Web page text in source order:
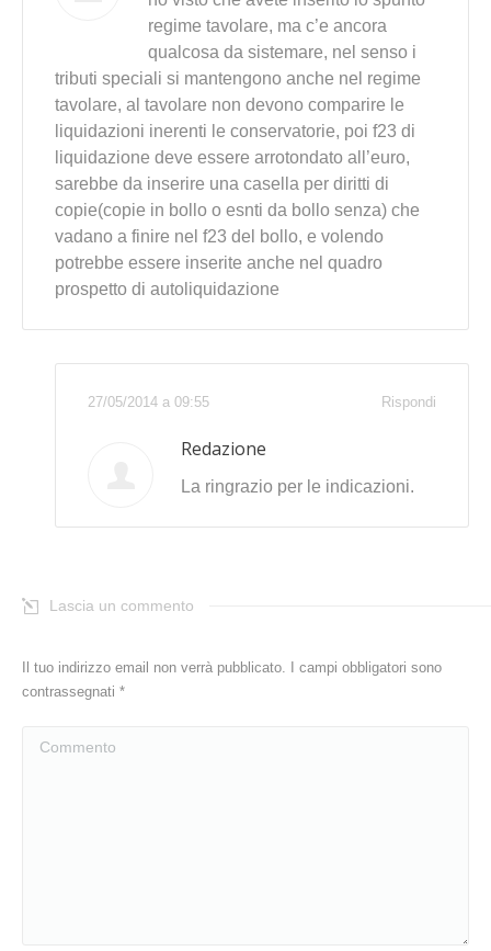
regime tavolare, ma c’e ancora
qualcosa da sistemare, nel senso i
tributi speciali si mantengono anche nel regime
tavolare, al tavolare non devono comparire le
liquidazioni inerenti le conservatorie, poi f23 di
liquidazione deve essere arrotondato all’euro,
sarebbe da inserire una casella per diritti di
copie(copie in bollo o esnti da bollo senza) che
vadano a finire nel f23 del bollo, e volendo
potrebbe essere inserite anche nel quadro
prospetto di autoliquidazione
Rispondi
27/05/2014 a 09:55
Redazione
La ringrazio per le indicazioni.
Lascia un commento
Il tuo indirizzo email non verrà pubblicato. I campi obbligatori sono
contrassegnati *